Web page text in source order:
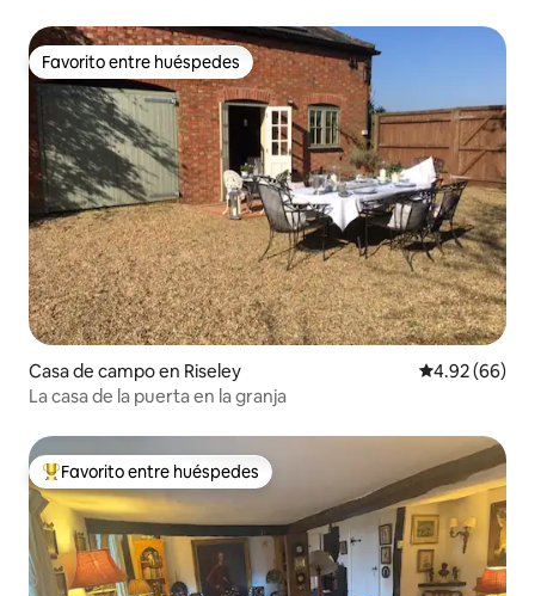
Favorito entre huéspedes
Favorito entre huéspedes
Casa de campo en Riseley Calificación
4.92 (66)
La casa de la puerta en la granja
Favorito entre huéspedes preferido
Favorito entre huéspedes